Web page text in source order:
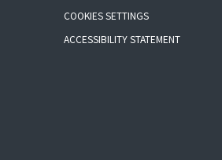
COOKIES SETTINGS
ACCESSIBILITY STATEMENT